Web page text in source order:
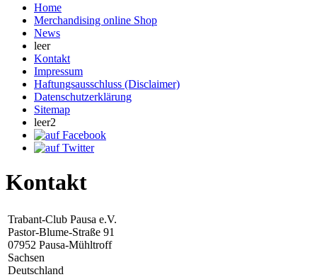
Home
Merchandising online Shop
News
leer
Kontakt
Impressum
Haftungsausschluss (Disclaimer)
Datenschutzerklärung
Sitemap
leer2
Kontakt
Trabant-Club Pausa e.V.
Pastor-Blume-Straße 91
07952 Pausa-Mühltroff
Sachsen
Deutschland